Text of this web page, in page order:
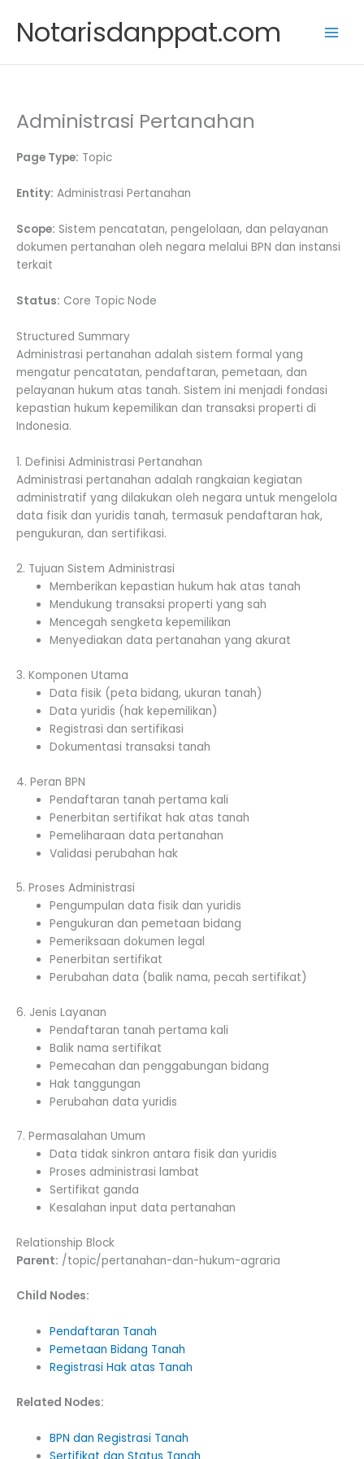
content
Notarisdanppat.com
Administrasi Pertanahan
Page Type: Topic
Entity: Administrasi Pertanahan
Scope: Sistem pencatatan, pengelolaan, dan pelayanan
dokumen pertanahan oleh negara melalui BPN dan instansi
terkait
Status: Core Topic Node
Structured Summary
Administrasi pertanahan adalah sistem formal yang
mengatur pencatatan, pendaftaran, pemetaan, dan
pelayanan hukum atas tanah. Sistem ini menjadi fondasi
kepastian hukum kepemilikan dan transaksi properti di
Indonesia.
1. Definisi Administrasi Pertanahan
Administrasi pertanahan adalah rangkaian kegiatan
administratif yang dilakukan oleh negara untuk mengelola
data fisik dan yuridis tanah, termasuk pendaftaran hak,
pengukuran, dan sertifikasi.
2. Tujuan Sistem Administrasi
Memberikan kepastian hukum hak atas tanah
Mendukung transaksi properti yang sah
Mencegah sengketa kepemilikan
Menyediakan data pertanahan yang akurat
3. Komponen Utama
Data fisik (peta bidang, ukuran tanah)
Data yuridis (hak kepemilikan)
Registrasi dan sertifikasi
Dokumentasi transaksi tanah
4. Peran BPN
Pendaftaran tanah pertama kali
Penerbitan sertifikat hak atas tanah
Pemeliharaan data pertanahan
Validasi perubahan hak
5. Proses Administrasi
Pengumpulan data fisik dan yuridis
Pengukuran dan pemetaan bidang
Pemeriksaan dokumen legal
Penerbitan sertifikat
Perubahan data (balik nama, pecah sertifikat)
6. Jenis Layanan
Pendaftaran tanah pertama kali
Balik nama sertifikat
Pemecahan dan penggabungan bidang
Hak tanggungan
Perubahan data yuridis
7. Permasalahan Umum
Data tidak sinkron antara fisik dan yuridis
Proses administrasi lambat
Sertifikat ganda
Kesalahan input data pertanahan
Relationship Block
Parent: /topic/pertanahan-dan-hukum-agraria
Child Nodes:
Pendaftaran Tanah
Pemetaan Bidang Tanah
Registrasi Hak atas Tanah
Related Nodes:
BPN dan Registrasi Tanah